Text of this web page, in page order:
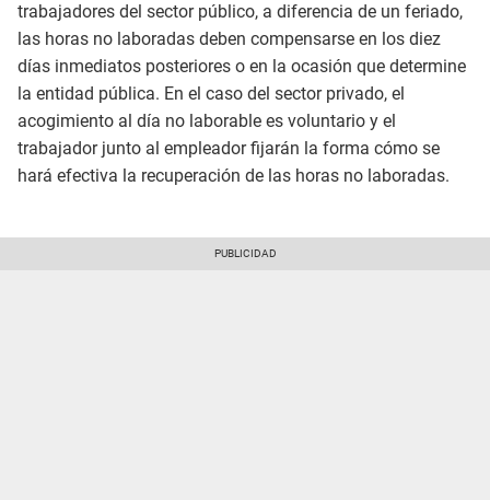
trabajadores del sector público, a diferencia de un feriado,
las horas no laboradas deben compensarse en los diez
días inmediatos posteriores o en la ocasión que determine
la entidad pública. En el caso del sector privado, el
acogimiento al día no laborable es voluntario y el
trabajador junto al empleador fijarán la forma cómo se
hará efectiva la recuperación de las horas no laboradas.